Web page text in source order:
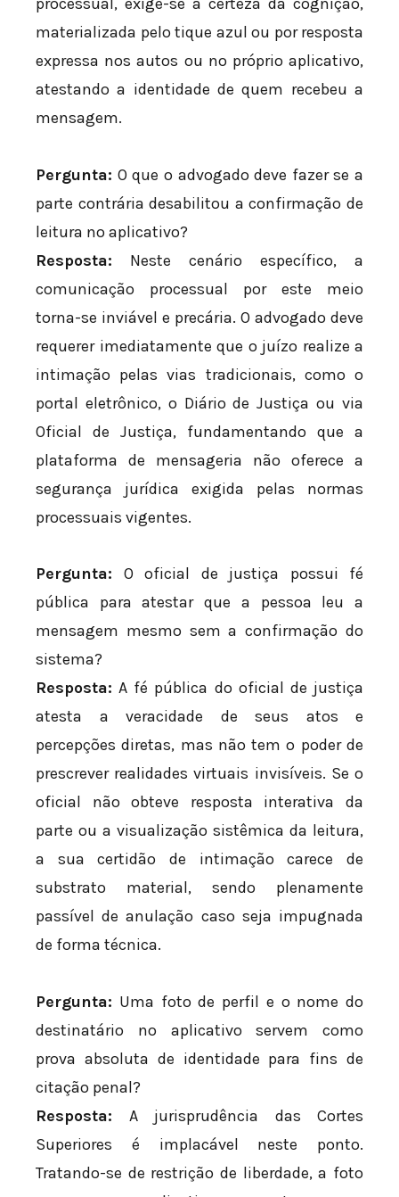
materializada pelo tique azul ou por resposta
expressa nos autos ou no próprio aplicativo,
atestando a identidade de quem recebeu a
mensagem.
Pergunta: O que o advogado deve fazer se a
parte contrária desabilitou a confirmação de
leitura no aplicativo?
Resposta: Neste cenário específico, a
comunicação processual por este meio
torna-se inviável e precária. O advogado deve
requerer imediatamente que o juízo realize a
intimação pelas vias tradicionais, como o
portal eletrônico, o Diário de Justiça ou via
Oficial de Justiça, fundamentando que a
plataforma de mensageria não oferece a
segurança jurídica exigida pelas normas
processuais vigentes.
Pergunta: O oficial de justiça possui fé
pública para atestar que a pessoa leu a
mensagem mesmo sem a confirmação do
sistema?
Resposta: A fé pública do oficial de justiça
atesta a veracidade de seus atos e
percepções diretas, mas não tem o poder de
prescrever realidades virtuais invisíveis. Se o
oficial não obteve resposta interativa da
parte ou a visualização sistêmica da leitura,
a sua certidão de intimação carece de
substrato material, sendo plenamente
passível de anulação caso seja impugnada
de forma técnica.
Pergunta: Uma foto de perfil e o nome do
destinatário no aplicativo servem como
prova absoluta de identidade para fins de
citação penal?
Resposta: A jurisprudência das Cortes
Superiores é implacável neste ponto.
Tratando-se de restrição de liberdade, a foto